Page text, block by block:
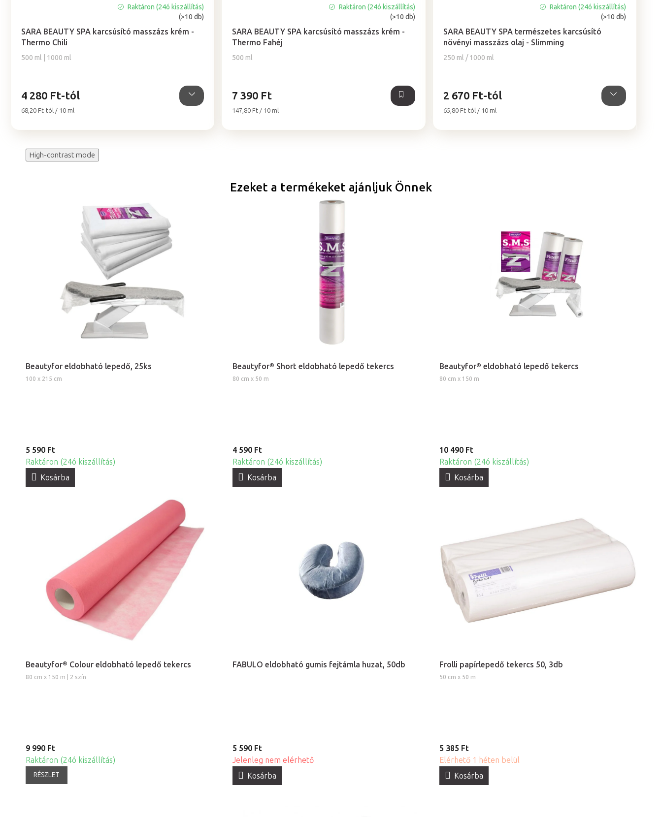
SARA BEAUTY SPA karcsúsító masszázs krém -
Thermo Chili
500 ml | 1000 ml
átlagos
értékelése
ből
Raktáron (24ó kiszállítás)
(>10 db)
4 280 Ft-tól
Egységár:
68,20 Ft-tól / 10 ml
SARA BEAUTY SPA karcsúsító masszázs krém -
Thermo Fahéj
500 ml
átlagos
értékelése
ből
Raktáron (24ó kiszállítás)
(>10 db)
7 390 Ft
Egységár:
147,80 Ft / 10 ml
SARA BEAUTY SPA természetes karcsúsító
növényi masszázs olaj - Slimming
250 ml / 1000 ml
átlagos
értékelése
ből
Raktáron (24ó kiszállítás)
(>10 db)
2 670 Ft-tól
Egységár:
65,80 Ft-tól / 10 ml
High-contrast mode
Ezeket a termékeket ajánljuk Önnek
Beautyfor eldobható lepedő, 25ks
100 x 215 cm
5 590 Ft
Raktáron (24ó kiszállítás)
Kosárba
Beautyfor® Short eldobható lepedő tekercs
80 cm x 50 m
4 590 Ft
Raktáron (24ó kiszállítás)
Kosárba
Beautyfor® eldobható lepedő tekercs
80 cm x 150 m
10 490 Ft
Raktáron (24ó kiszállítás)
Kosárba
Beautyfor® Colour eldobható lepedő tekercs
80 cm x 150 m | 2 szín
9 990 Ft
Raktáron (24ó kiszállítás)
RÉSZLET
FABULO eldobható gumis fejtámla huzat, 50db
5 590 Ft
Jelenleg nem elérhető
Kosárba
Frolli papírlepedő tekercs 50, 3db
50 cm x 50 m
5 385 Ft
Elérhető 1 héten belül
Kosárba